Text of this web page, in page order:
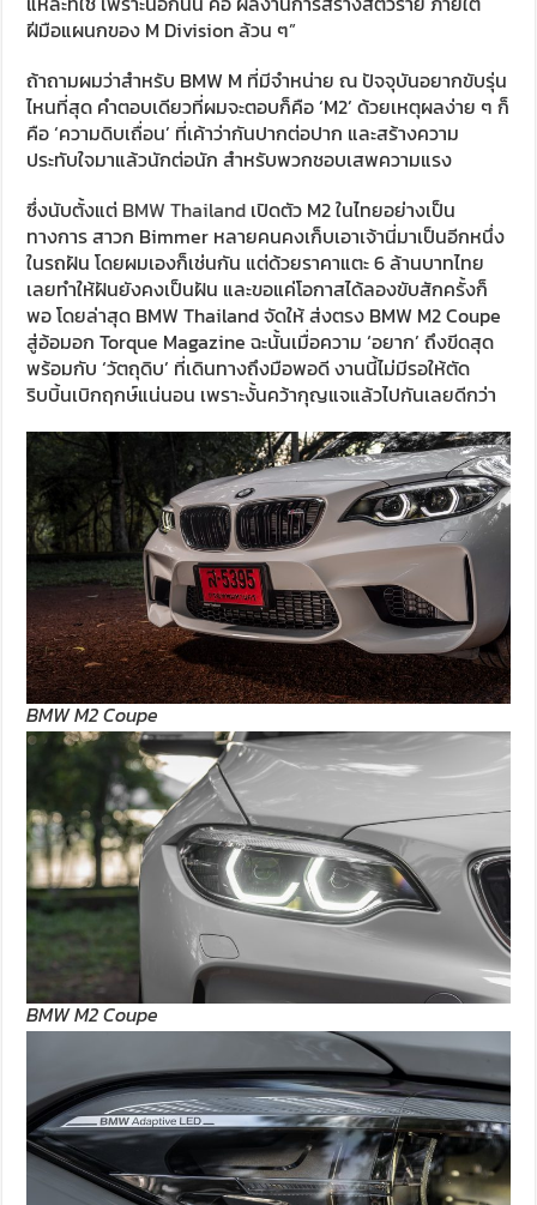
ฝีมือแผนกของ M Division ล้วน ๆ”
ถ้าถามผมว่าสำหรับ BMW M ที่มีจำหน่าย ณ ปัจจุบันอยากขับรุ่น
ไหนที่สุด คำตอบเดียวที่ผมจะตอบก็คือ ‘M2’ ด้วยเหตุผลง่าย ๆ ก็
คือ ‘ความดิบเถื่อน’ ที่เค้าว่ากันปากต่อปาก และสร้างความ
ประทับใจมาแล้วนักต่อนัก สำหรับพวกชอบเสพความแรง
ซึ่งนับตั้งแต่ BMW Thailand เปิดตัว M2 ในไทยอย่างเป็น
ทางการ สาวก Bimmer หลายคนคงเก็บเอาเจ้านี่มาเป็นอีกหนึ่ง
ในรถฝัน โดยผมเองก็เช่นกัน แต่ด้วยราคาแตะ 6 ล้านบาทไทย
เลยทำให้ฝันยังคงเป็นฝัน และขอแค่โอกาสได้ลองขับสักครั้งก็
พอ โดยล่าสุด BMW Thailand จัดให้ ส่งตรง BMW M2 Coupe
สู่อ้อมอก Torque Magazine ฉะนั้นเมื่อความ ‘อยาก’ ถึงขีดสุด
พร้อมกับ ‘วัตถุดิบ’ ที่เดินทางถึงมือพอดี งานนี้ไม่มีรอให้ตัด
ริบบิ้นเบิกฤกษ์แน่นอน เพราะงั้นคว้ากุญแจแล้วไปกันเลยดีกว่า
BMW M2 Coupe
BMW M2 Coupe